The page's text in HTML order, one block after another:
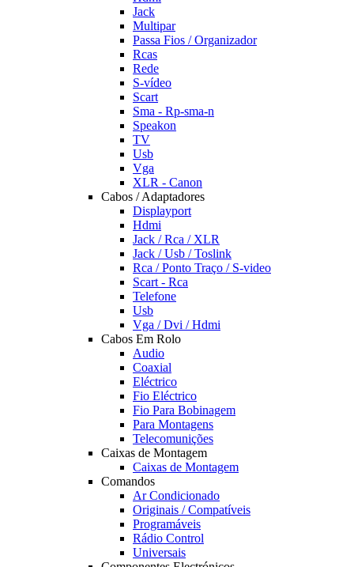
Jack
Multipar
Passa Fios / Organizador
Rcas
Rede
S-vídeo
Scart
Sma - Rp-sma-n
Speakon
TV
Usb
Vga
XLR - Canon
Cabos / Adaptadores
Displayport
Hdmi
Jack / Rca / XLR
Jack / Usb / Toslink
Rca / Ponto Traço / S-video
Scart - Rca
Telefone
Usb
Vga / Dvi / Hdmi
Cabos Em Rolo
Audio
Coaxial
Eléctrico
Fio Eléctrico
Fio Para Bobinagem
Para Montagens
Telecomunições
Caixas de Montagem
Caixas de Montagem
Comandos
Ar Condicionado
Originais / Compatíveis
Programáveis
Rádio Control
Universais